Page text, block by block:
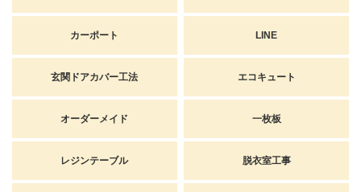
カーポート LINE
玄関ドアカバー工法 エコキュート
オーダーメイド 一枚板
レジンテーブル 脱衣室工事